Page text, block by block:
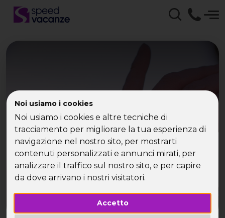
Noi usiamo i cookies
Noi usiamo i cookies e altre tecniche di
tracciamento per migliorare la tua esperienza di
navigazione nel nostro sito, per mostrarti
contenuti personalizzati e annunci mirati, per
analizzare il traffico sul nostro sito, e per capire
da dove arrivano i nostri visitatori.
Accetto
I single sono i più
ritardatari